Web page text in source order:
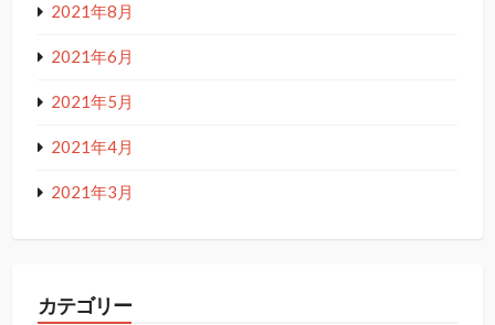
2021年8月
2021年6月
2021年5月
2021年4月
2021年3月
カテゴリー